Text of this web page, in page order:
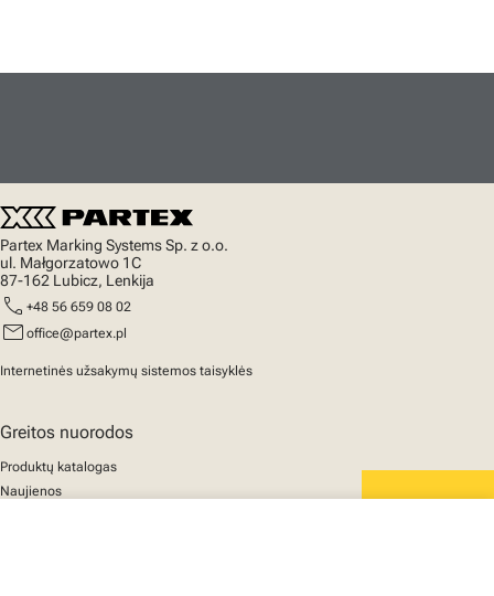
Partex Marking Systems Sp. z o.o.
ul. Małgorzatowo 1C
87-162 Lubicz, Lenkija
call +48 56 659 08 02
mail office@partex.pl
Internetinės užsakymų sistemos taisyklės
Greitos nuorodos
Produktų katalogas
Naujienos